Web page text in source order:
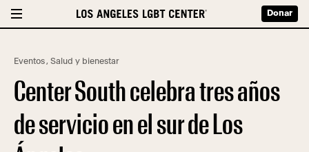
Donar
Eventos, Salud y bienestar
Center South celebra tres años
de servicio en el sur de Los